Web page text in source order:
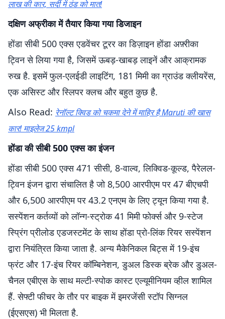
लाख की कार, सर्दी में ठंड को मात!
दक्षिण अफ्रीका में तैयार किया गया डिजाइन
होंडा सीबी 500 एक्स एडवेंचर टूरर का डिज़ाइन होंडा अफ़्रीका
ट्विन से लिया गया है, जिसमें ऊबड़-खाबड़ लाइनें और आक्रामक
रुख है. इसमें फुल-एलईडी लाइटिंग, 181 मिमी का ग्राउंड क्लीयरेंस,
एक असिस्ट और स्लिपर क्लच और बहुत कुछ है.
Also Read: रेनॉल्ट क्विड को चकमा देने में माहिर है Maruti की खास
कार! माइलेज 25 kmpl
होंडा की सीबी 500 एक्स का इंजन
होंडा सीबी 500 एक्स 471 सीसी, 8-वाल्व, लिक्विड-कूल्ड, पैरेलल-
ट्विन इंजन द्वारा संचालित है जो 8,500 आरपीएम पर 47 बीएचपी
और 6,500 आरपीएम पर 43.2 एनएम के लिए ट्यून किया गया है.
सस्पेंशन कर्तव्यों को लॉन्ग-स्ट्रोक 41 मिमी फोर्क्स और 9-स्टेज
स्प्रिंग प्रीलोड एडजस्टमेंट के साथ होंडा प्रो-लिंक रियर सस्पेंशन
द्वारा नियंत्रित किया जाता है. अन्य मैकेनिकल बिट्स में 19-इंच
फ्रंट और 17-इंच रियर कॉम्बिनेशन, डुअल डिस्क ब्रेक और डुअल-
चैनल एबीएस के साथ मल्टी-स्पोक कास्ट एल्यूमीनियम व्हील शामिल
हैं. सेफ्टी फीचर के तौर पर बाइक में इमरजेंसी स्टॉप सिग्नल
(ईएसएस) भी मिलता है.